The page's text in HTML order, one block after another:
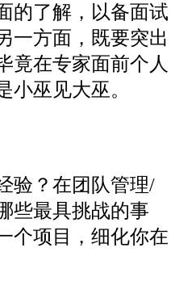
的了解，以备面试
一方面，既要突出
竟在专家面前个人
小巫见大巫。
验？在团队管理/
些最具挑战的事
个项目，细化你在